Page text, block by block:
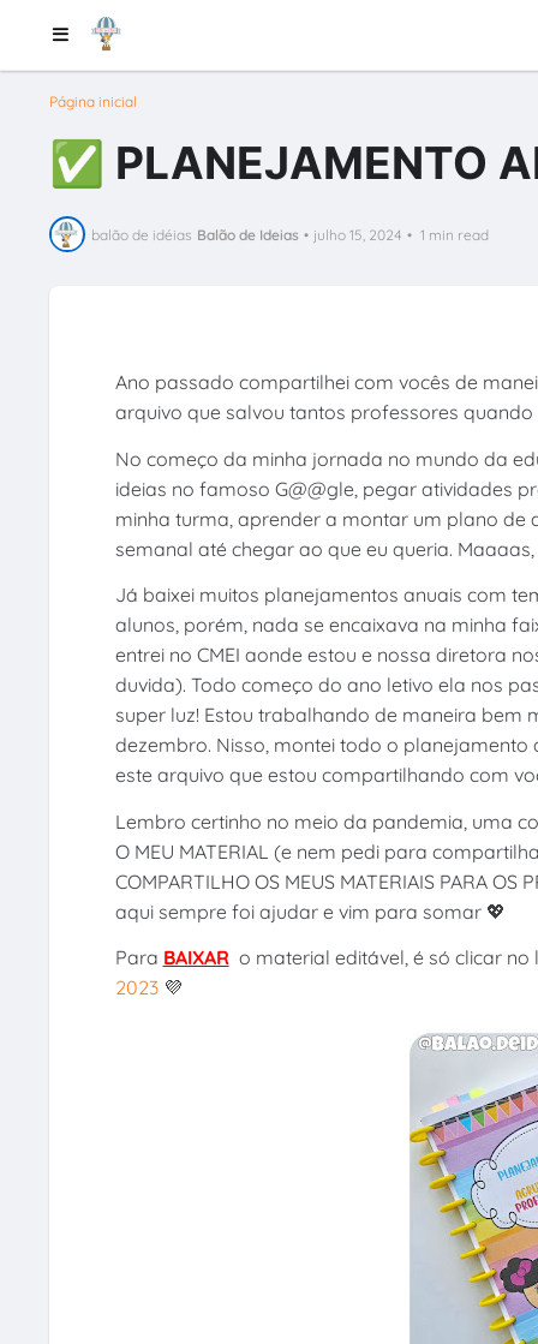
Página inicial
✅ PLANEJAMENTO
balão de idéias Balão de Ideias • julho 15, 2024 • 1 min read
Ano passado compartilhei com vocês de
arquivo que salvou tantos professores quando
No começo da minha jornada no mundo da
ideias no famoso G@@gle, pegar atividades
minha turma, aprender a montar um plano
semanal até chegar ao que eu queria.
Já baixei muitos planejamentos anuais com
alunos, porém, nada se encaixava na minha
entrei no CMEI aonde estou e nossa diretora
duvida). Todo começo do ano letivo ela nos
super luz! Estou trabalhando de maneira bem
dezembro. Nisso, montei todo o
este arquivo que estou compartilhando com
Lembro certinho no meio da pandemia, uma
O MEU MATERIAL (e nem pedi para
COMPARTILHO OS MEUS MATERIAIS PARA
aqui sempre foi ajudar e vim para somar 💖
Para BAIXARo material editável, é só clicar no
2023💜